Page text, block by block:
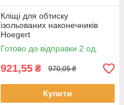
Кліщі для обтиску
ізольованих наконечників
Hoegert
Готово до відправки 2 од.
921,55 ₴ 970,05 ₴
Купити